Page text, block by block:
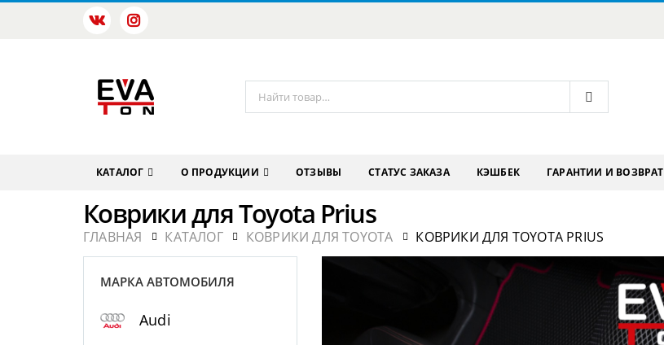
КАТАЛОГ О ПРОДУКЦИИ ОТЗЫВЫ СТАТУС ЗАКАЗА КЭШБЕК ГАРАНТИИ И ВОЗВРАТ
Коврики для Toyota Prius
ГЛАВНАЯ КАТАЛОГ КОВРИКИ ДЛЯ TOYOTA КОВРИКИ ДЛЯ TOYOTA PRIUS
МАРКА АВТОМОБИЛЯ
Audi